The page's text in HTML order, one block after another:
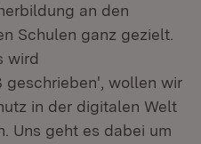
an den
Schulen ganz gezielt.
wird
geschrieben', wollen wir
in der digitalen Welt
Uns geht es dabei um